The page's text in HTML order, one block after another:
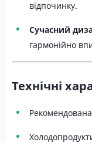
відпочинку.
Сучасний
гармонійно
Технічні